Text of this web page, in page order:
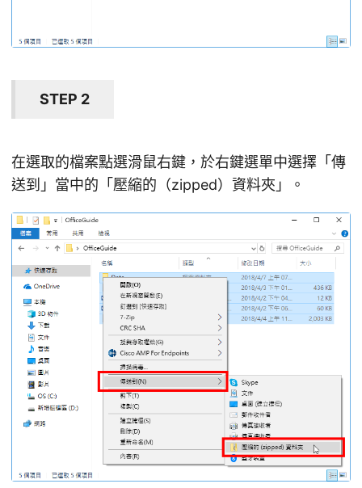
STEP 2
在選取的檔案點選滑鼠右鍵，於右鍵選單中選擇「傳
送到」當中的「壓縮的（zipped）資料夾」。